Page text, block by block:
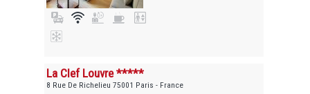
La Clef Louvre *****
8 Rue De Richelieu 75001 Paris - France